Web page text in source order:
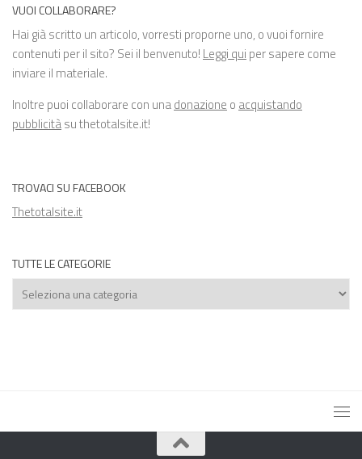
VUOI COLLABORARE?
Hai già scritto un articolo, vorresti proporne uno, o vuoi fornire
contenuti per il sito? Sei il benvenuto! Leggi qui per sapere come
inviare il materiale.
Inoltre puoi collaborare con unadonazione o acquistando
pubblicitàsu thetotalsite.it!
TROVACI SU FACEBOOK
Thetotalsite.it
TUTTE LE CATEGORIE
Tutte
le